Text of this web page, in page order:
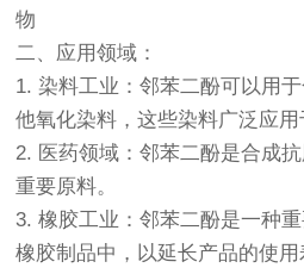
物
二、应用领域：
1. 染料工业：邻苯二酚可以用
他氧化染料，这些染料广泛应用
2. 医药领域：邻苯二酚是合成
重要原料。
3. 橡胶工业：邻苯二酚是一种
橡胶制品中，以延长产品的使用